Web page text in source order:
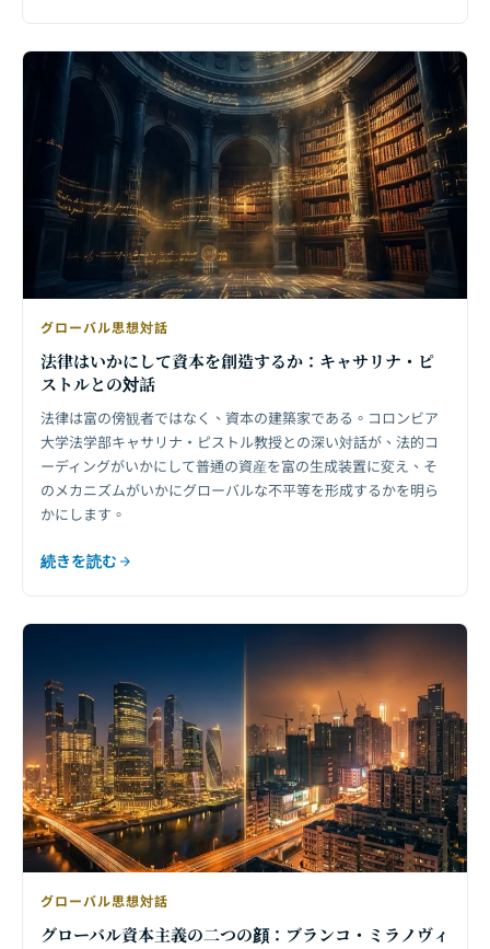
グローバル思想対話
法律はいかにして資本を創造するか：キャサリナ・ピ
ストルとの対話
法律は富の傍観者ではなく、資本の建築家である。コロンビア
大学法学部キャサリナ・ピストル教授との深い対話が、法的コ
ーディングがいかにして普通の資産を富の生成装置に変え、そ
のメカニズムがいかにグローバルな不平等を形成するかを明ら
かにします。
続きを読む
グローバル思想対話
グローバル資本主義の二つの顔：ブランコ・ミラノヴィ